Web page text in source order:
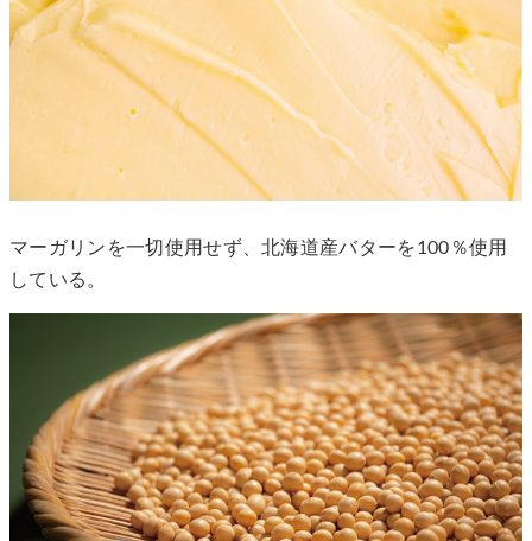
マーガリンを一切使用せず、北海道産バターを100％使用
している。